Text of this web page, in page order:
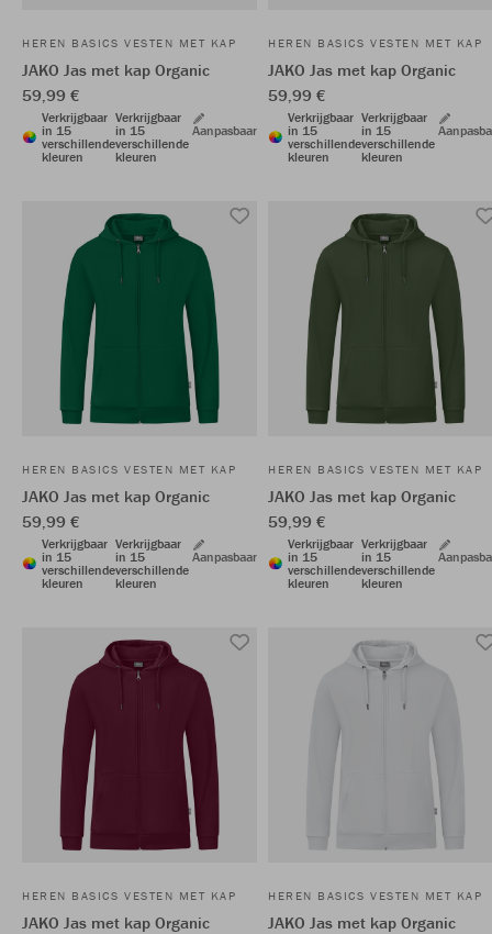
HEREN BASICS VESTEN MET KAP
JAKO Jas met kap Organic
59,99 €
Verkrijgbaar
in 15
verschillende
kleuren
Verkrijgbaar
in 15
verschillende
kleuren
Aanpasbaar
HEREN BASICS VESTEN MET KAP
JAKO Jas met kap Organic
59,99 €
Verkrijgbaar
in 15
verschillende
kleuren
Verkrijgbaar
in 15
verschillende
kleuren
HEREN BASICS VESTEN MET KAP
JAKO Jas met kap Organic
59,99 €
Verkrijgbaar
in 15
verschillende
kleuren
Verkrijgbaar
in 15
verschillende
kleuren
Aanpasbaar
HEREN BASICS VESTEN MET KAP
JAKO Jas met kap Organic
59,99 €
Verkrijgbaar
in 15
verschillende
kleuren
Verkrijgbaar
in 15
verschillende
kleuren
HEREN BASICS VESTEN MET KAP
JAKO Jas met kap Organic
HEREN BASICS VESTEN MET KAP
JAKO Jas met kap Organic